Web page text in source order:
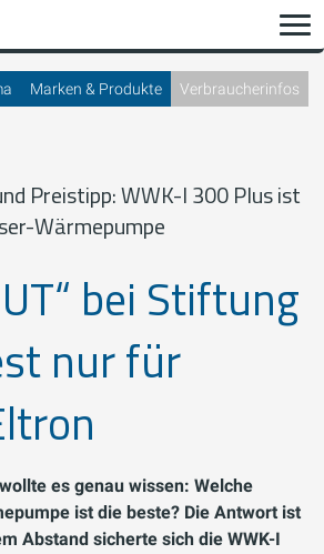
Marken & Produkte Verbraucherinfos
Preistipp: WWK-I 300 Plus ist
Wärmepumpe
bei Stiftung
nur für
es genau wissen: Welche
ist die beste? Die Antwort ist
Abstand sicherte sich die WWK-I